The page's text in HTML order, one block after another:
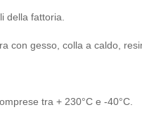
della fattoria.
con gesso, colla a caldo,
tra + 230°C e -40°C.